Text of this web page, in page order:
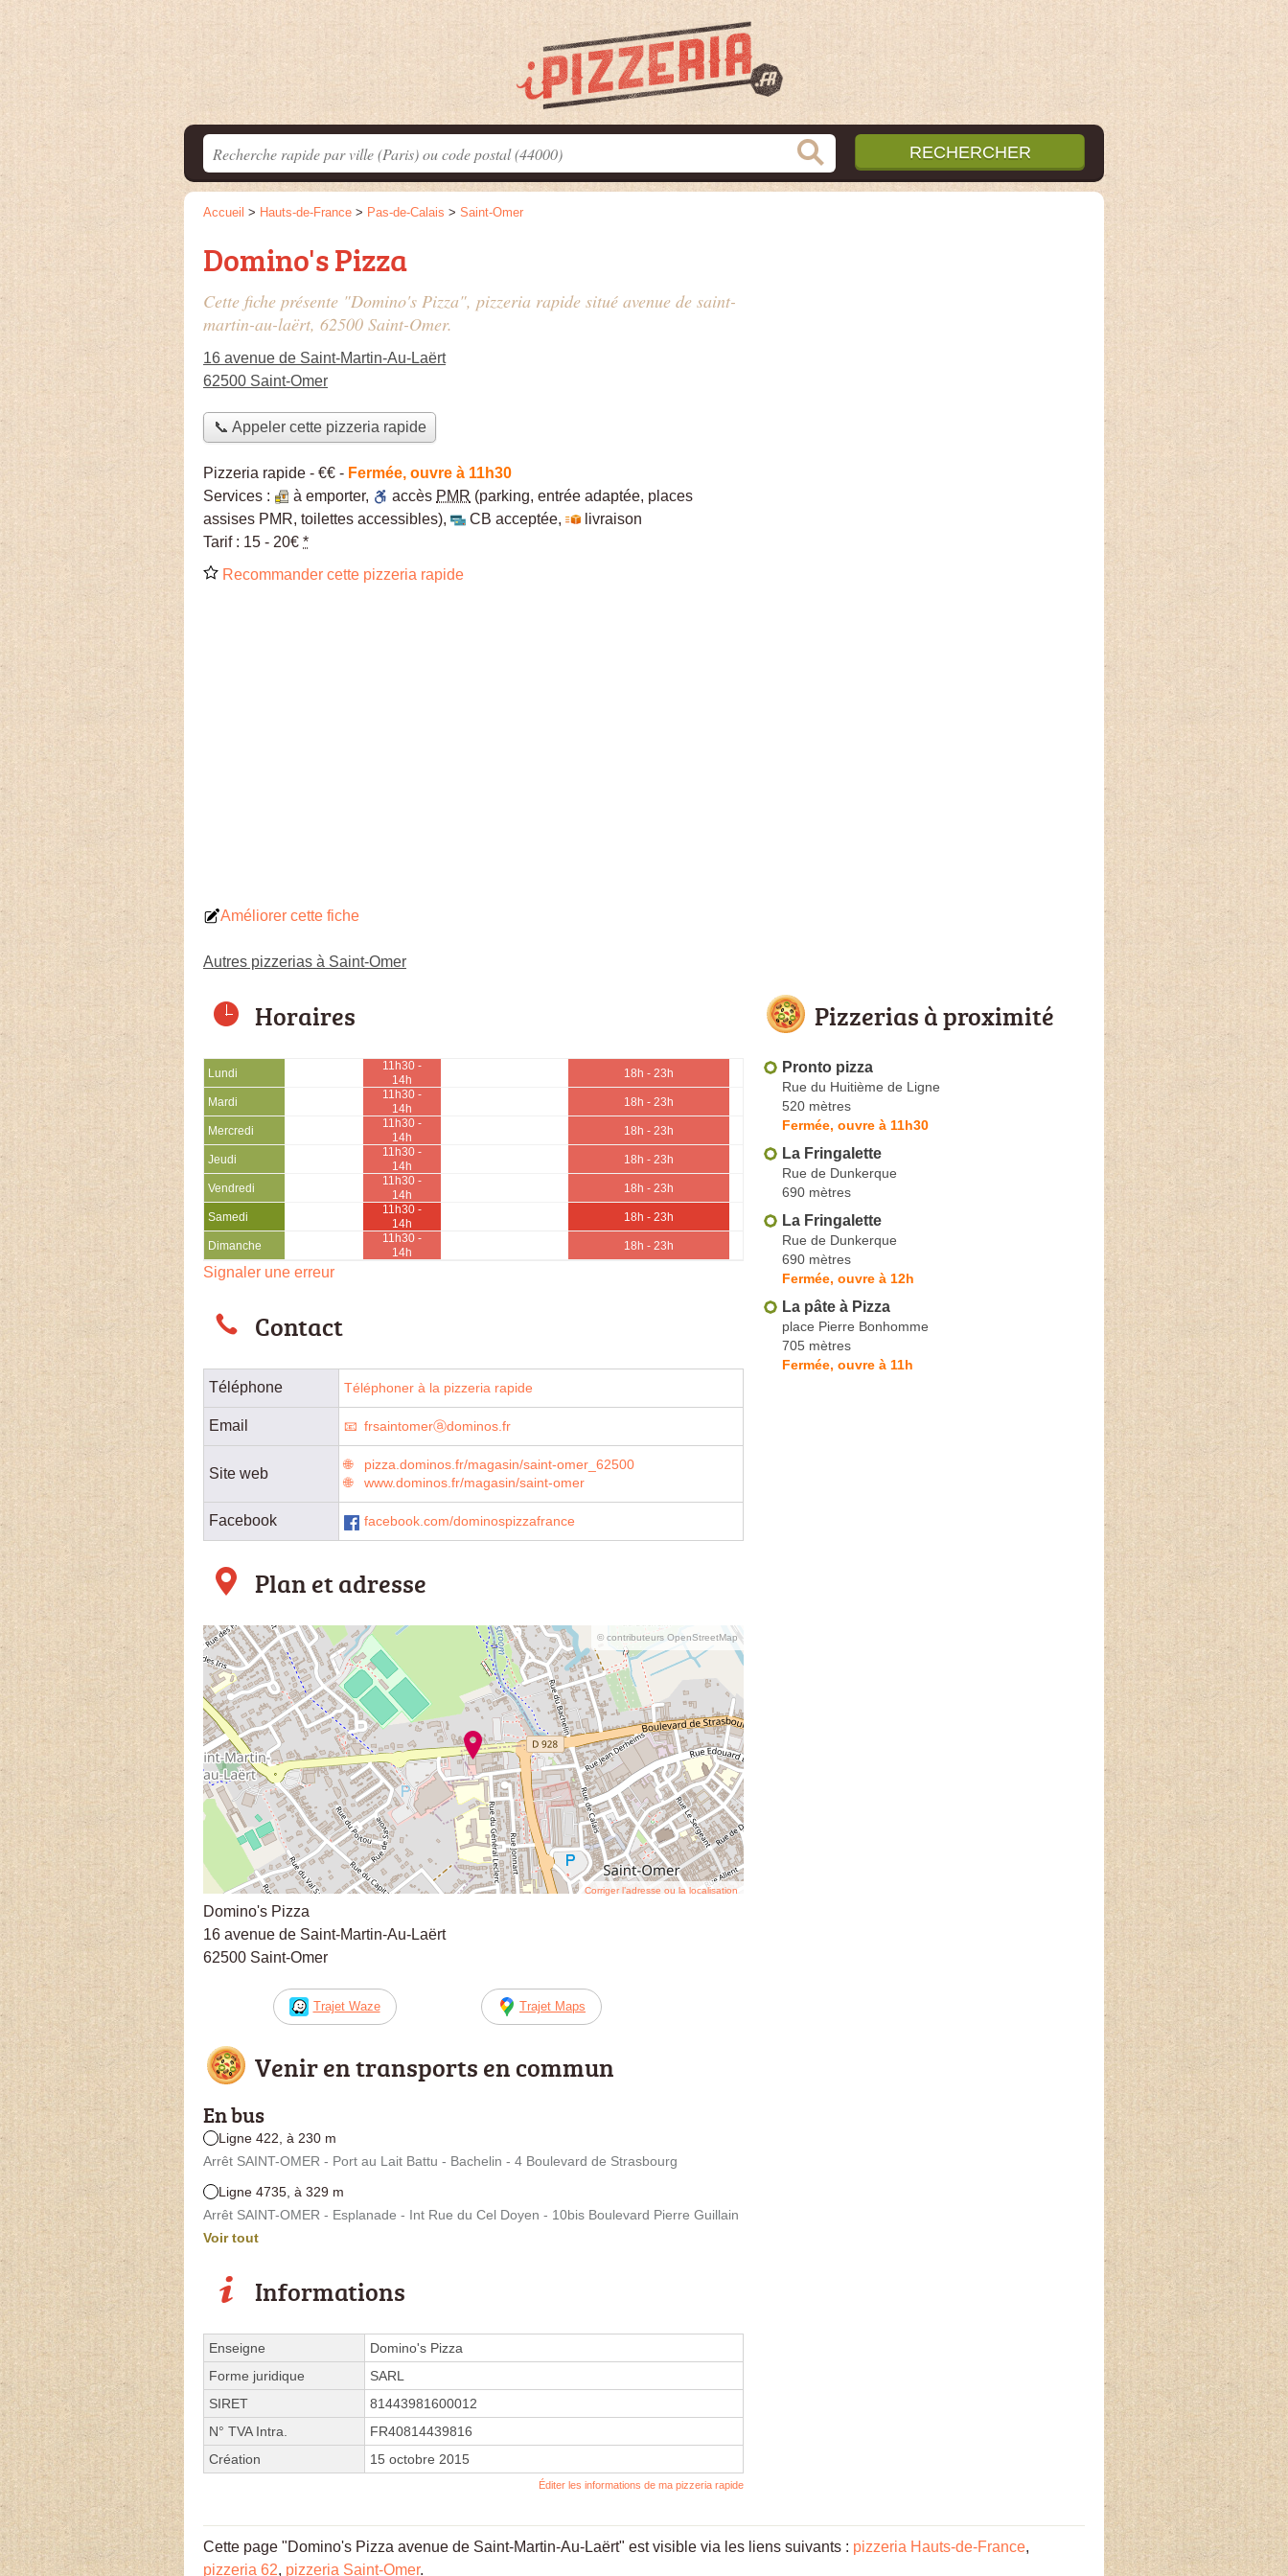
Accueil > Hauts-de-France > Pas-de-Calais > Saint-Omer
Domino's Pizza
Cette fiche présente "Domino's Pizza", pizzeria rapide situé avenue de saint-
martin-au-laërt, 62500 Saint-Omer.
16 avenue de Saint-Martin-Au-Laërt
62500 Saint-Omer
📞 Appeler cette pizzeria rapide
Pizzeria rapide - €€ - Fermée, ouvre à 11h30
Services :
à emporter, accès PMR (parking, entrée adaptée, places
assises PMR, toilettes accessibles), CB acceptée,
livraison
Tarif : 15 - 20€ *
Recommander cette pizzeria rapide
Améliorer cette fiche
Autres pizzerias à Saint-Omer
Horaires
Lundi
11h30 -
14h
18h - 23h
Mardi
11h30 -
14h
18h - 23h
Mercredi
11h30 -
14h
18h - 23h
Jeudi
11h30 -
14h
18h - 23h
Vendredi
11h30 -
14h
18h - 23h
Samedi
11h30 -
14h
18h - 23h
Dimanche
11h30 -
14h
18h - 23h
Signaler une erreur
Contact
Téléphone Téléphoner à la pizzeria rapide
Email frsaintomerⓐdominos.fr
Site web
pizza.dominos.fr/magasin/saint-omer_62500
www.dominos.fr/magasin/saint-omer
Facebook facebook.com/dominospizzafrance
Plan et adresse
© contributeurs OpenStreetMap
Corriger l’adresse ou la localisation
Domino's Pizza
16 avenue de Saint-Martin-Au-Laërt
62500 Saint-Omer
Trajet Waze Trajet Maps
Venir en transports en commun
En bus
Ligne 422, à 230 m
Arrêt SAINT-OMER - Port au Lait Battu - Bachelin - 4 Boulevard de Strasbourg
Ligne 4735, à 329 m
Arrêt SAINT-OMER - Esplanade - Int Rue du Cel Doyen - 10bis Boulevard Pierre Guillain
Voir tout
Informations
Enseigne
Domino's Pizza
Forme juridique
SARL
SIRET
81443981600012
N° TVA Intra.
FR40814439816
Création
15 octobre 2015
Éditer les informations de ma pizzeria rapide
Pizzerias à proximité
Pronto pizza
Rue du Huitième de Ligne
520 mètres
Fermée, ouvre à 11h30
La Fringalette
Rue de Dunkerque
690 mètres
La Fringalette
Rue de Dunkerque
690 mètres
Fermée, ouvre à 12h
La pâte à Pizza
place Pierre Bonhomme
705 mètres
Fermée, ouvre à 11h
Cette page "Domino's Pizza avenue de Saint-Martin-Au-Laërt" est visible via les liens suivants : pizzeria Hauts-de-France,
pizzeria 62, pizzeria Saint-Omer.